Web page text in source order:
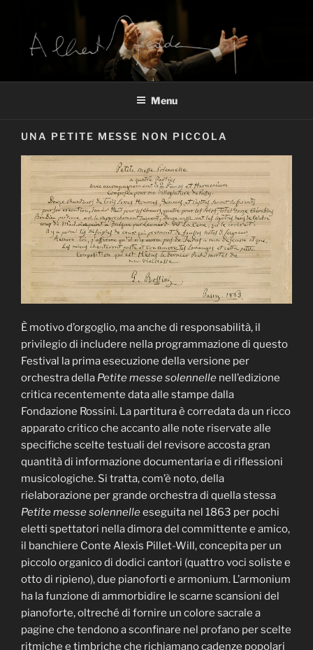
contenuto
ARCHIVIO ALBERTO ZEDDA
Alberto Zedda sito ufficiale
Menu
UNA PETITE MESSE NON PICCOLA
È motivo d’orgoglio, ma anche di responsabilità, il
privilegio di includere nella programmazione di questo
Festival la prima esecuzione della versione per
orchestra della Petite messe solennelle nell’edizione
critica recentemente data alle stampe dalla
Fondazione Rossini. La partitura è corredata da un ricco
apparato critico che accanto alle note riservate alle
specifiche scelte testuali del revisore accosta gran
quantità di informazione documentaria e di riflessioni
musicologiche. Si tratta, com’è noto, della
rielaborazione per grande orchestra di quella stessa
Petite messe solennelleeseguita nel 1863 per pochi
eletti spettatori nella dimora del committente e amico,
il banchiere Conte Alexis Pillet-Will, concepita per un
piccolo organico di dodici cantori (quattro voci soliste e
otto di ripieno), due pianoforti e armonium. L’armonium
ha la funzione di ammorbidire le scarne scansioni del
pianoforte, oltreché di fornire un colore sacrale a
pagine che tendono a sconfinare nel profano per scelte
ritmiche e timbriche che richiamano cadenze popolari